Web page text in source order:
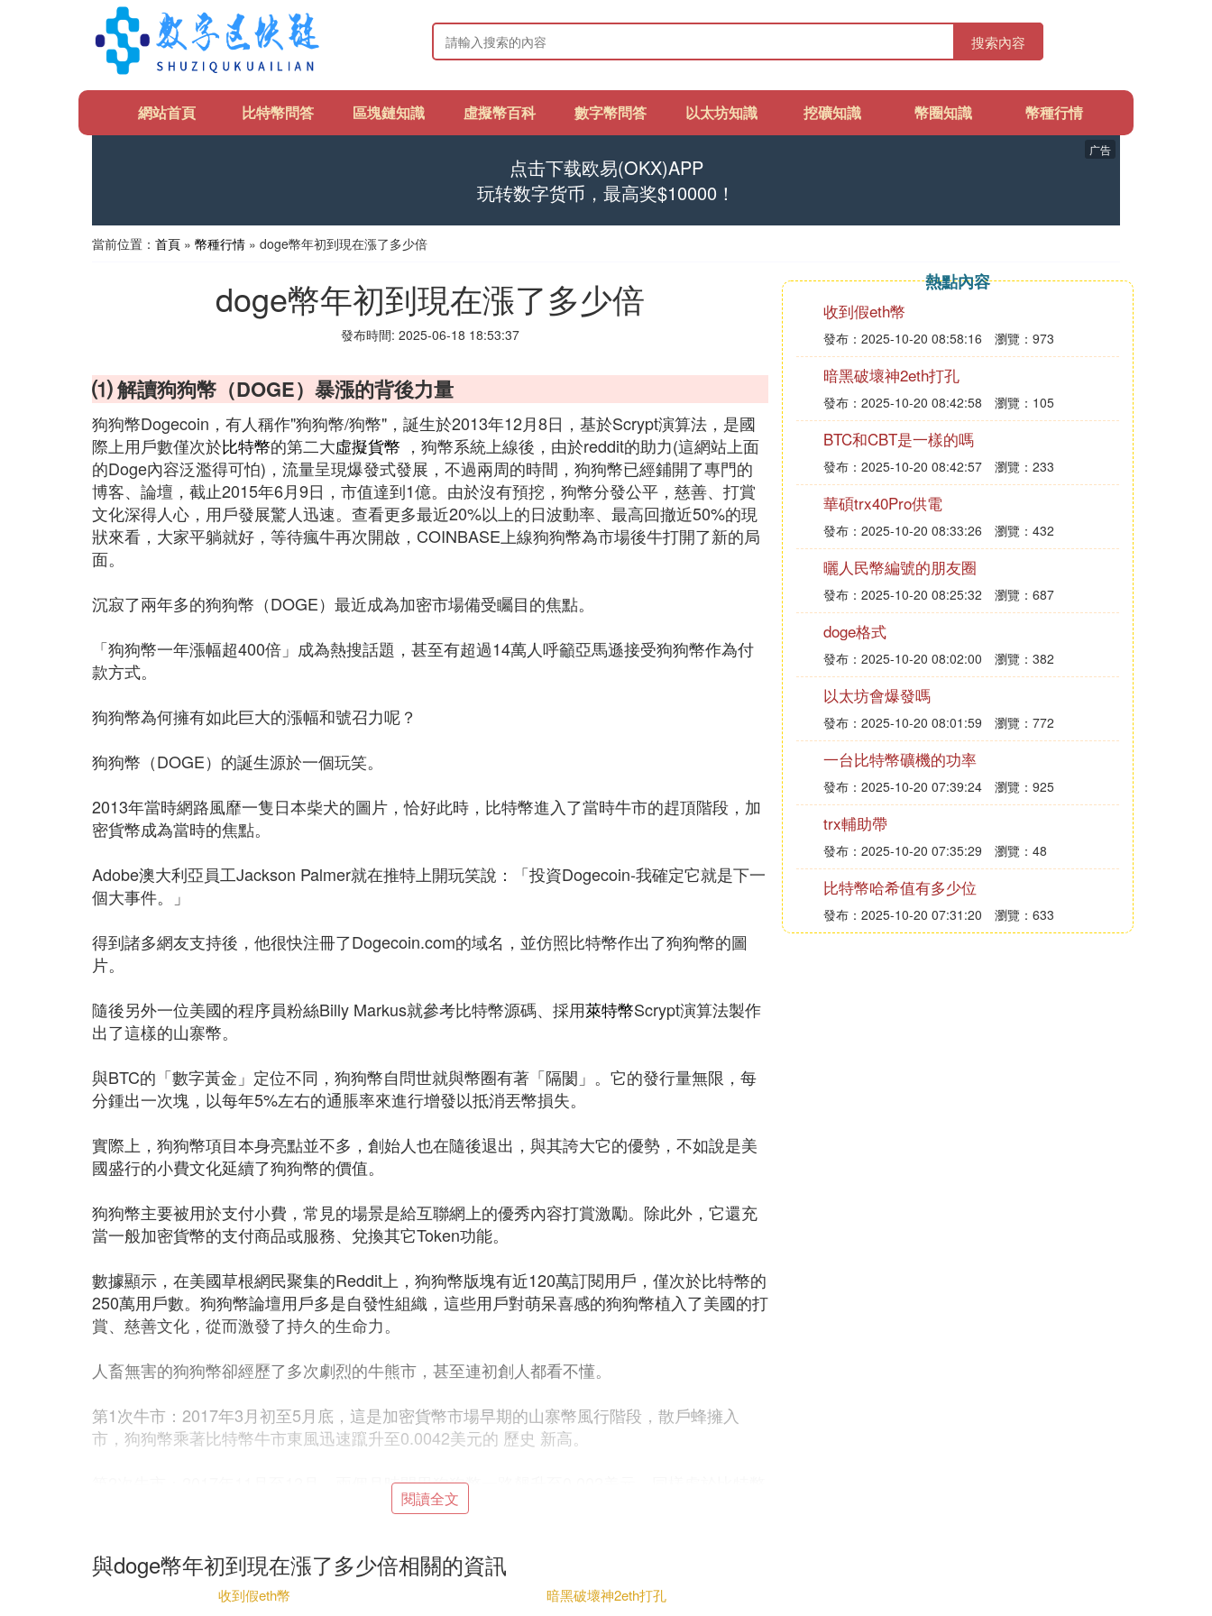
搜索內容
網站首頁 比特幣問答 區塊鏈知識 虛擬幣百科 數字幣問答 以太坊知識 挖礦知識 幣圈知識 幣種行情
点击下载欧易(OKX)APP
玩转数字货币，最高奖$10000！
广告
當前位置： 首頁 » 幣種行情 » doge幣年初到現在漲了多少倍
doge幣年初到現在漲了多少倍
發布時間: 2025-06-18 18:53:37
⑴ 解讀狗狗幣（DOGE）暴漲的背後力量
狗狗幣Dogecoin，有人稱作"狗狗幣/狗幣"，誕生於2013年12月8日，基於Scrypt演算法，是國
際上用戶數僅次於比特幣的第二大虛擬貨幣 ，狗幣系統上線後，由於reddit的助力(這網站上面
的Doge內容泛濫得可怕)，流量呈現爆發式發展，不過兩周的時間，狗狗幣已經鋪開了專門的
博客、論壇，截止2015年6月9日，市值達到1億。由於沒有預挖，狗幣分發公平，慈善、打賞
文化深得人心，用戶發展驚人迅速。查看更多最近20%以上的日波動率、最高回撤近50%的現
狀來看，大家平躺就好，等待瘋牛再次開啟，COINBASE上線狗狗幣為市場後牛打開了新的局
面。
沉寂了兩年多的狗狗幣（DOGE）最近成為加密市場備受矚目的焦點。
「狗狗幣一年漲幅超400倍」成為熱搜話題，甚至有超過14萬人呼籲亞馬遜接受狗狗幣作為付
款方式。
狗狗幣為何擁有如此巨大的漲幅和號召力呢？
狗狗幣（DOGE）的誕生源於一個玩笑。
2013年當時網路風靡一隻日本柴犬的圖片，恰好此時，比特幣進入了當時牛市的趕頂階段，加
密貨幣成為當時的焦點。
Adobe澳大利亞員工Jackson Palmer就在推特上開玩笑說：「投資Dogecoin-我確定它就是下一
個大事件。」
得到諸多網友支持後，他很快注冊了Dogecoin.com的域名，並仿照比特幣作出了狗狗幣的圖
片。
隨後另外一位美國的程序員粉絲Billy Markus就參考比特幣源碼、採用萊特幣Scrypt演算法製作
出了這樣的山寨幣。
與BTC的「數字黃金」定位不同，狗狗幣自問世就與幣圈有著「隔閡」。它的發行量無限，每
分鍾出一次塊，以每年5%左右的通脹率來進行增發以抵消丟幣損失。
實際上，狗狗幣項目本身亮點並不多，創始人也在隨後退出，與其誇大它的優勢，不如說是美
國盛行的小費文化延續了狗狗幣的價值。
狗狗幣主要被用於支付小費，常見的場景是給互聯網上的優秀內容打賞激勵。除此外，它還充
當一般加密貨幣的支付商品或服務、兌換其它Token功能。
數據顯示，在美國草根網民聚集的Reddit上，狗狗幣版塊有近120萬訂閱用戶，僅次於比特幣的
250萬用戶數。狗狗幣論壇用戶多是自發性組織，這些用戶對萌呆喜感的狗狗幣植入了美國的打
賞、慈善文化，從而激發了持久的生命力。
人畜無害的狗狗幣卻經歷了多次劇烈的牛熊市，甚至連初創人都看不懂。
第1次牛市：2017年3月初至5月底，這是加密貨幣市場早期的山寨幣風行階段，散戶蜂擁入
市，狗狗幣乘著比特幣牛市東風迅速躥升至0.0042美元的 歷史 新高。
第2次牛市：2017年11月至12月，兩個月時間里狗狗幣一路飆升至0.002美元，同樣處於比特幣
第3次牛市：2018年4月10日至20日，幣價一路拉漲至0.006美元，這也是狗狗幣歷次牛市中持
續時間最短的一次，漲幅只有100%，是整個加密市場熊市階段的一波大反彈。
閱讀全文
與doge幣年初到現在漲了多少倍相關的資訊
收到假eth幣
暗黑破壞神2eth打孔
熱點內容
收到假eth幣
發布：2025-10-20 08:58:16 瀏覽：973
暗黑破壞神2eth打孔
發布：2025-10-20 08:42:58 瀏覽：105
BTC和CBT是一樣的嗎
發布：2025-10-20 08:42:57 瀏覽：233
華碩trx40Pro供電
發布：2025-10-20 08:33:26 瀏覽：432
曬人民幣編號的朋友圈
發布：2025-10-20 08:25:32 瀏覽：687
doge格式
發布：2025-10-20 08:02:00 瀏覽：382
以太坊會爆發嗎
發布：2025-10-20 08:01:59 瀏覽：772
一台比特幣礦機的功率
發布：2025-10-20 07:39:24 瀏覽：925
trx輔助帶
發布：2025-10-20 07:35:29 瀏覽：48
比特幣哈希值有多少位
發布：2025-10-20 07:31:20 瀏覽：633